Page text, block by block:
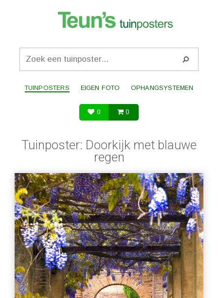
TUINPOSTERS EIGEN FOTO OPHANGSYSTEMEN
0 0
Tuinposter: Doorkijk met blauwe
regen